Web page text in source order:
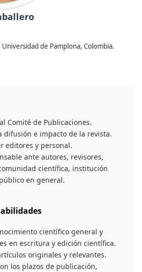
de Pamplona, Colombia.
Comité de Publicaciones.
difusión e impacto de la revista.
editores y personal.
ante autores, revisores,
científica, institución
en general.
científico general y
en escritura y edición científica.
originales y relevantes.
los plazos de publicación,